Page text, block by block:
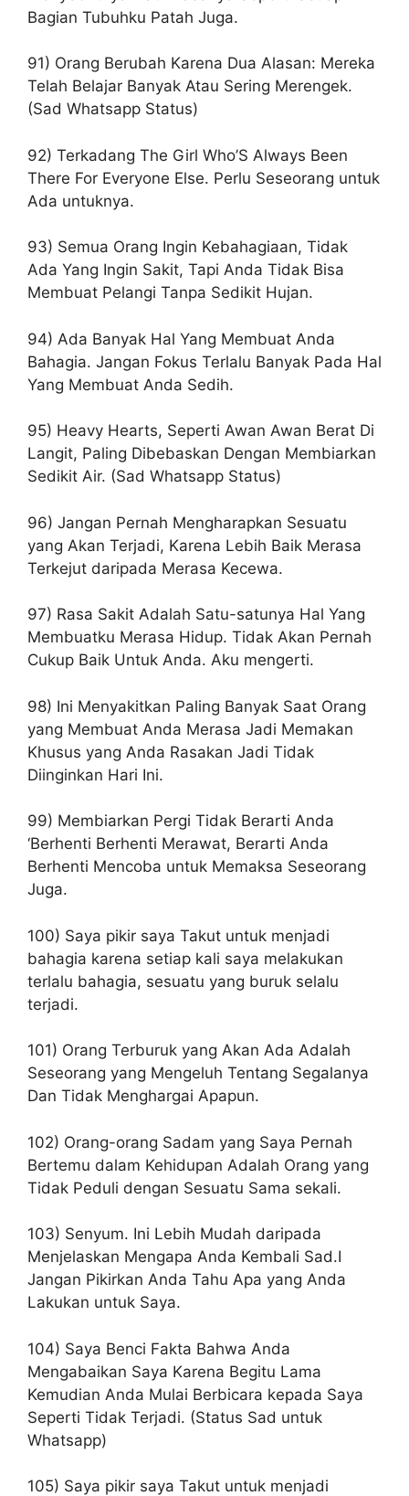
Bagian Tubuhku Patah Juga.
91) Orang Berubah Karena Dua Alasan: Mereka
Telah Belajar Banyak Atau Sering Merengek.
(Sad Whatsapp Status)
92) Terkadang The Girl Who’S Always Been
There For Everyone Else. Perlu Seseorang untuk
Ada untuknya.
93) Semua Orang Ingin Kebahagiaan, Tidak
Ada Yang Ingin Sakit, Tapi Anda Tidak Bisa
Membuat Pelangi Tanpa Sedikit Hujan.
94) Ada Banyak Hal Yang Membuat Anda
Bahagia. Jangan Fokus Terlalu Banyak Pada Hal
Yang Membuat Anda Sedih.
95) Heavy Hearts, Seperti Awan Awan Berat Di
Langit, Paling Dibebaskan Dengan Membiarkan
Sedikit Air. (Sad Whatsapp Status)
96) Jangan Pernah Mengharapkan Sesuatu
yang Akan Terjadi, Karena Lebih Baik Merasa
Terkejut daripada Merasa Kecewa.
97) Rasa Sakit Adalah Satu-satunya Hal Yang
Membuatku Merasa Hidup. Tidak Akan Pernah
Cukup Baik Untuk Anda. Aku mengerti.
98) Ini Menyakitkan Paling Banyak Saat Orang
yang Membuat Anda Merasa Jadi Memakan
Khusus yang Anda Rasakan Jadi Tidak
Diinginkan Hari Ini.
99) Membiarkan Pergi Tidak Berarti Anda
‘Berhenti Berhenti Merawat, Berarti Anda
Berhenti Mencoba untuk Memaksa Seseorang
Juga.
100) Saya pikir saya Takut untuk menjadi
bahagia karena setiap kali saya melakukan
terlalu bahagia, sesuatu yang buruk selalu
terjadi.
101) Orang Terburuk yang Akan Ada Adalah
Seseorang yang Mengeluh Tentang Segalanya
Dan Tidak Menghargai Apapun.
102) Orang-orang Sadam yang Saya Pernah
Bertemu dalam Kehidupan Adalah Orang yang
Tidak Peduli dengan Sesuatu Sama sekali.
103) Senyum. Ini Lebih Mudah daripada
Menjelaskan Mengapa Anda Kembali Sad.I
Jangan Pikirkan Anda Tahu Apa yang Anda
Lakukan untuk Saya.
104) Saya Benci Fakta Bahwa Anda
Mengabaikan Saya Karena Begitu Lama
Kemudian Anda Mulai Berbicara kepada Saya
Seperti Tidak Terjadi. (Status Sad untuk
Whatsapp)
105) Saya pikir saya Takut untuk menjadi